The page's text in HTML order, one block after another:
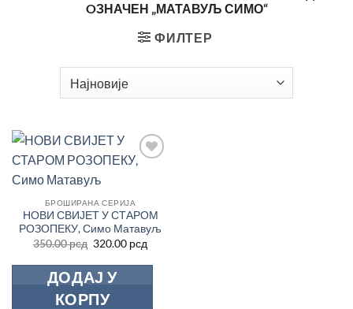
OЗНАЧЕН „МАТАВУЉ СИМО“
ФИЛТЕР
Додај
БРОШИРАНА СЕРИЈА
НОВИ СВИЈЕТ У СТАРОМ
РОЗОПЕКУ, Симо Матавуљ
350.00рсд Оригинална
је
била:
350.00 рсд.
320.00 рсд
цена
је:
ДОДАЈ У
КОРПУ